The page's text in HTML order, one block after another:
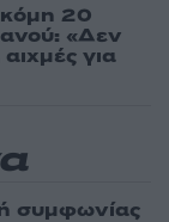
20
«Δεν
για
συμφωνίας